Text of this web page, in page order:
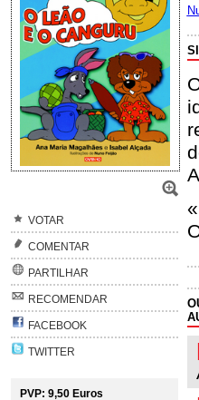
VOTAR
COMENTAR
PARTILHAR
RECOMENDAR
FACEBOOK
TWITTER
PVP: 9,50 Euros
|